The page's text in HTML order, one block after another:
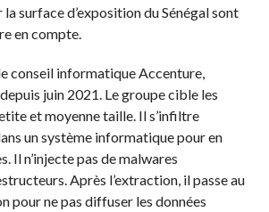
surface d’exposition du Sénégal sont
en compte.
conseil informatique Accenture,
juin 2021. Le groupe cible les
et moyenne taille. Il s’infiltre
un système informatique pour en
Il n’injecte pas de malwares
Après l’extraction, il passe au
pour ne pas diffuser les données